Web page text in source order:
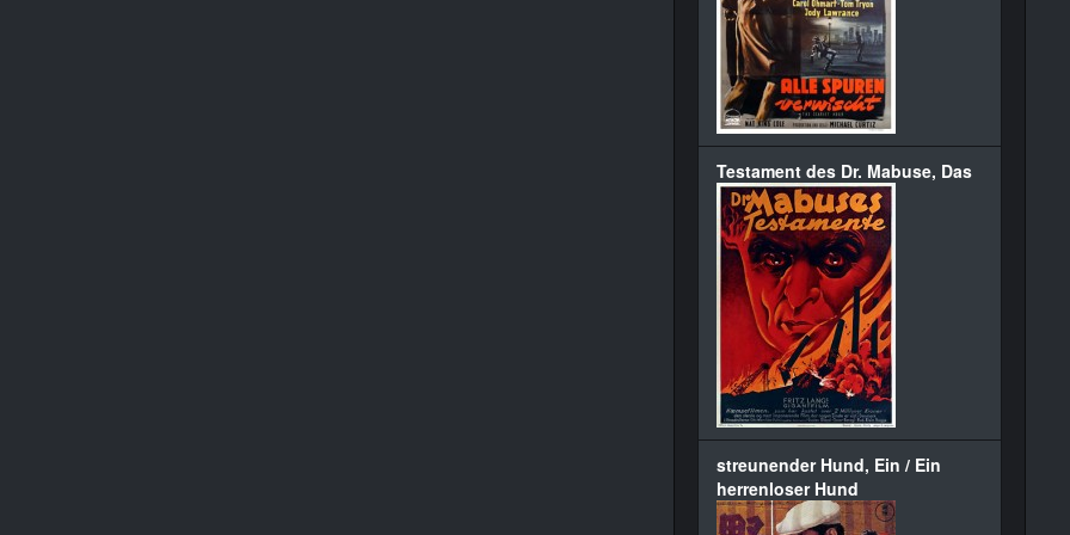
Testament des Dr. Mabuse, Das
streunender Hund, Ein / Ein
herrenloser Hund